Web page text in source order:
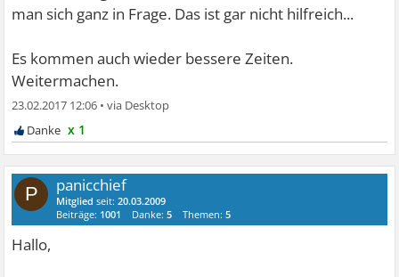
man sich ganz in Frage. Das ist gar nicht hilfreich...
Es kommen auch wieder bessere Zeiten.
Weitermachen.
23.02.2017 12:06 •
x 1
P panicchief
Mitglied seit:20.03.2009
Beiträge: 1001 Danke:5 Themen:5
Hallo,